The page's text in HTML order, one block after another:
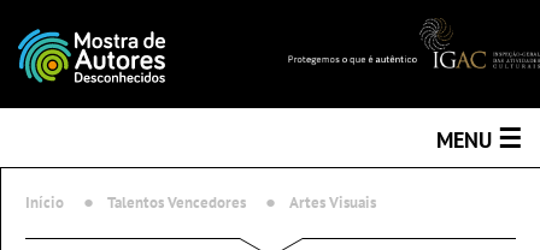
MENU ☰
Início Talentos Vencedores Artes Visuais